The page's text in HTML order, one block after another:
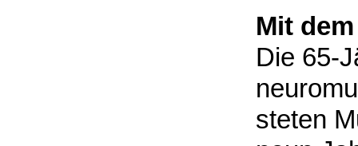
Mit
Die 65-
steten